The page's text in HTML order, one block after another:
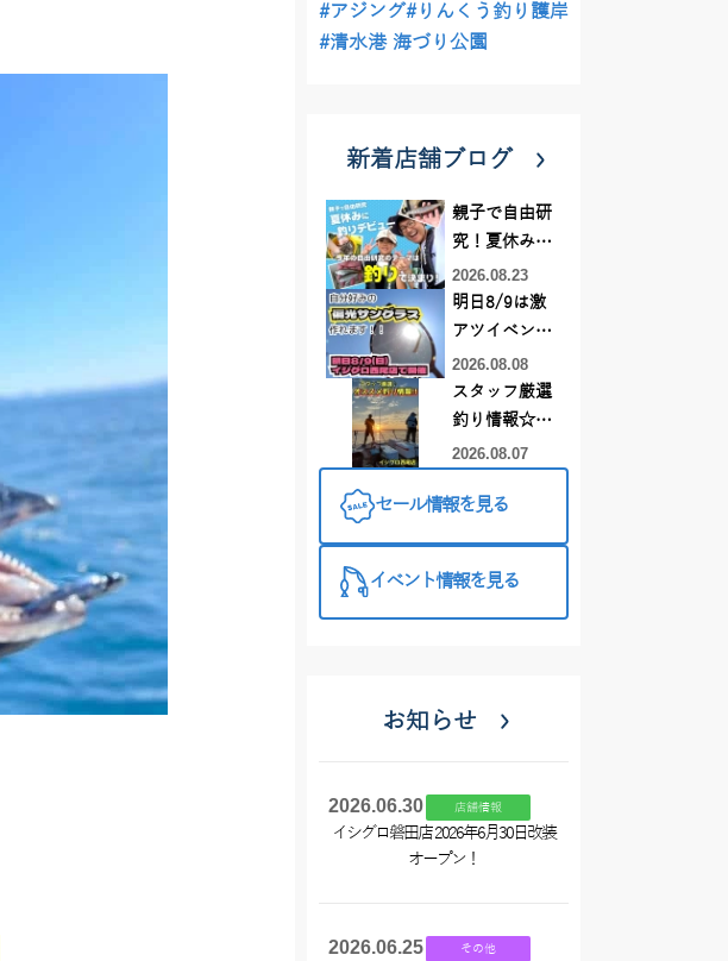
#アジング#りんくう釣り護岸
#清水港 海づり公園
新着店舗ブログ
親子で自由研
究！夏休みに
釣りデビュー
2026.08.23
明日8/9は激
アツイベント
日！！！～オ
ーダー偏光グ
ラス受注会～
2026.08.08
スタッフ厳選
釣り情報☆彡
連休は何釣り
♪【イシグロ
2026.08.07
セール情報を見る
イベント情報を見る
お知らせ
2026.06.30 店舗情報
イシグロ磐田店 2026年6月30日改装
オープン！
2026.06.25 その他